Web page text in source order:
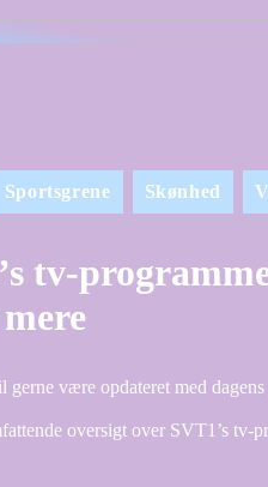
Sportsgrene Skønhed
tv-
være opdateret med
oversigt over SVT1’s tv-